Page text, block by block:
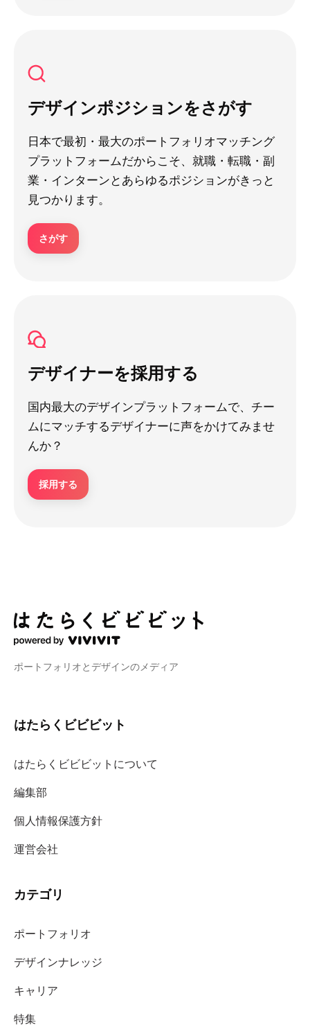
デザインポジションをさがす
日本で最初・最大のポートフォリオマッチング
プラットフォームだからこそ、就職・転職・副
業・インターンとあらゆるポジションがきっと
見つかります。
さがす
デザイナーを採用する
国内最大のデザインプラットフォームで、チー
ムにマッチするデザイナーに声をかけてみませ
んか？
採用する
ポートフォリオとデザインのメディア
はたらくビビビット
はたらくビビビットについて
編集部
個人情報保護方針
運営会社
カテゴリ
ポートフォリオ
デザインナレッジ
キャリア
特集